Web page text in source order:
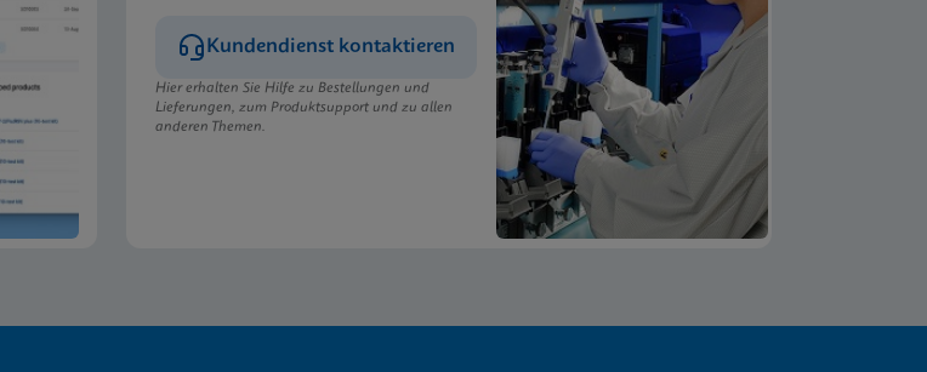
Kundendienst kontaktieren
Hier erhalten Sie Hilfe zu Bestellungen und
Lieferungen, zum Produktsupport und zu allen
anderen Themen.